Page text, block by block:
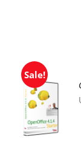
Sale!
IN DEN